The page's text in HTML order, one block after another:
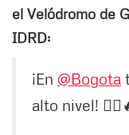
el Velódromo de
IDRD:
¡En @Bogota
alto nivel!